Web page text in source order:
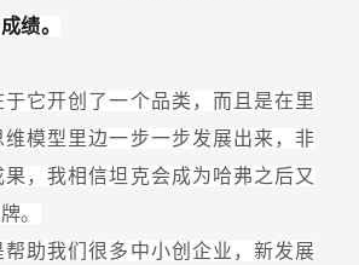
绩。
它开创了一个品类，而且是在里
模型里边一步一步发展出来，非
，我相信坦克会成为哈弗之后又
。
助我们很多中小创企业，新发展